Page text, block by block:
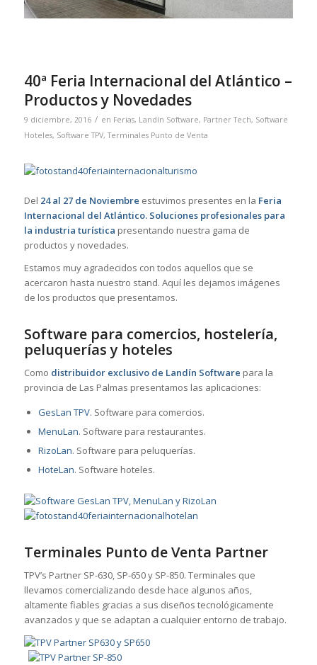
40ª Feria Internacional del Atlántico –
Productos y Novedades
9 diciembre, 2016 / en Ferias, Landín Software, Partner Tech, Software
Hoteles, Software TPV,Terminales Punto de Venta
Del 24 al 27 de Noviembre estuvimos presentes en la Feria
Internacional del Atlántico. Soluciones profesionales para
la industria turística presentando nuestra gama de
productos y novedades.
Estamos muy agradecidos con todos aquellos que se
acercaron hasta nuestro stand. Aquí les dejamos imágenes
de los productos que presentamos.
Software para comercios, hostelería,
peluquerías y hoteles
Como distribuidor exclusivo de Landín Software para la
provincia de Las Palmas presentamos las aplicaciones:
GesLan TPV. Software para comercios.
MenuLan. Software para restaurantes.
RizoLan. Software para peluquerías.
HoteLan. Software hoteles.
Terminales Punto de Venta Partner
TPV’s Partner SP-630, SP-650 y SP-850. Terminales que
llevamos comercializando desde hace algunos años,
altamente fiables gracias a sus diseños tecnológicamente
avanzados y que se adaptan a cualquier entorno de trabajo.